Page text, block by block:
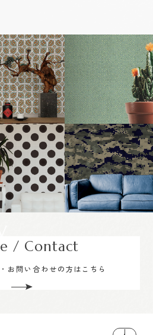
/ Contact
お問い合わせの方はこちら